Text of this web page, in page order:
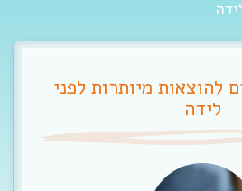
להוצאות מיותרות לפני
לידה